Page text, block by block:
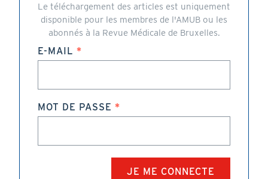
Le téléchargement des articles est uniquement
disponible pour les membres de l'AMUB ou les
abonnés à la Revue Médicale de Bruxelles.
E-MAIL
MOT DE PASSE